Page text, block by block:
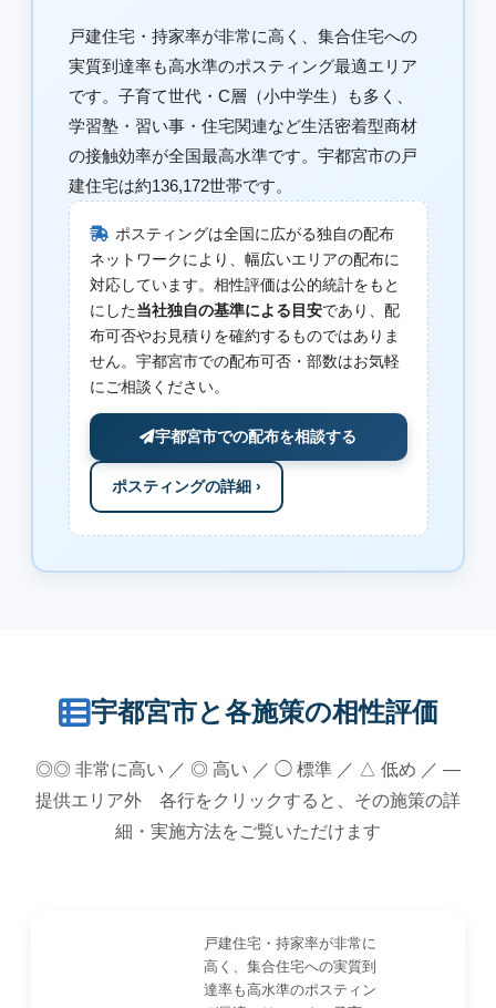
戸建住宅・持家率が非常に高く、集合住宅への
実質到達率も高水準のポスティング最適エリア
です。子育て世代・C層（小中学生）も多く、
学習塾・習い事・住宅関連など生活密着型商材
の接触効率が全国最高水準です。宇都宮市の戸
建住宅は約136,172世帯です。
ポスティングは全国に広がる独自の配布
ネットワークにより、幅広いエリアの配布に
対応しています。相性評価は公的統計をもと
にした当社独自の基準による目安であり、配
布可否やお見積りを確約するものではありま
せん。宇都宮市での配布可否・部数はお気軽
にご相談ください。
宇都宮市での配布を相談する
ポスティングの詳細 ›
宇都宮市と各施策の相性評価
◎◎ 非常に高い ／ ◎ 高い ／ ◯ 標準 ／ △ 低め ／ —
提供エリア外 各行をクリックすると、その施策の詳
細・実施方法をご覧いただけます
戸建住宅・持家率が非常に
高く、集合住宅への実質到
達率も高水準のポスティン